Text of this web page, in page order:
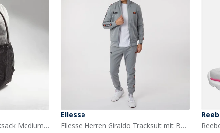
Puma Buzz Heather Rucksack Medium Grey Heather
Ellesse
Ellesse Herren Giraldo Tracksuit mit Beinbesatz Grau